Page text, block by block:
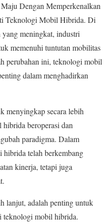
Dengan Memperkenalkan
Teknologi Mobil Hibrida. Di
yang meningkat, industri
memenuhi tuntutan mobilitas
perubahan ini, teknologi mobil
dalam menghadirkan
menyingkap secara lebih
beroperasi dan
paradigma. Dalam
hibrida telah berkembang
kinerja, tetapi juga
lanjut, adalah penting untuk
teknologi mobil hibrida.